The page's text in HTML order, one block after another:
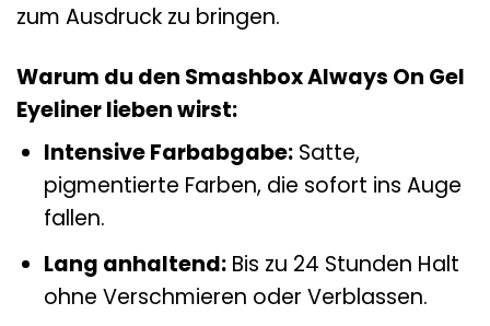
zum Ausdruck zu bringen.
Warum du den Smashbox Always On Gel
Eyeliner lieben wirst:
Intensive Farbabgabe:Satte,
pigmentierte Farben, die sofort ins Auge
fallen.
Lang anhaltend:Bis zu 24 Stunden Halt
ohne Verschmieren oder Verblassen.